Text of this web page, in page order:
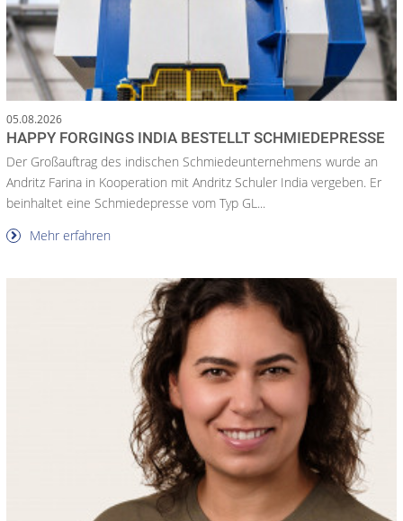
05.08.2026
HAPPY FORGINGS INDIA BESTELLT SCHMIEDEPRESSE
Der Großauftrag des indischen Schmiedeunternehmens wurde an
Andritz Farina in Kooperation mit Andritz Schuler India vergeben. Er
beinhaltet eine Schmiedepresse vom Typ GL...
Mehr erfahren